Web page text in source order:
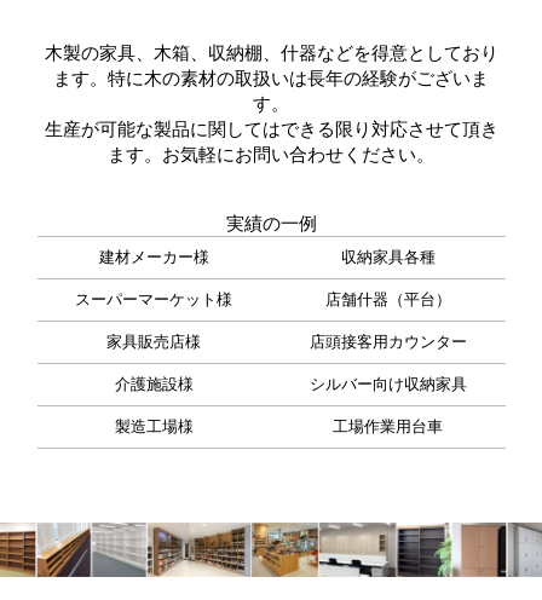
木製の家具、木箱、収納棚、什器などを得意としており
ます。特に木の素材の取扱いは長年の経験がございま
す。
生産が可能な製品に関してはできる限り対応させて頂き
ます。お気軽にお問い合わせください。
実績の一例
建材メーカー様 収納家具各種
スーパーマーケット様 店舗什器（平台）
家具販売店様 店頭接客用カウンター
介護施設様 シルバー向け収納家具
製造工場様 工場作業用台車